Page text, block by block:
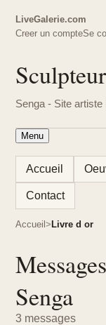
LiveGalerie.com
Creer un compteSe
Senga - Site artiste
Menu
Accueil
Contact
Accueil Livre d or
Senga
3 messages